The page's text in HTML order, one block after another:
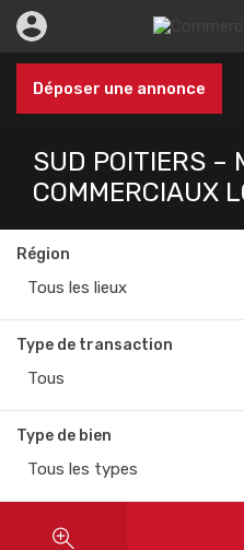
Déposer une annonce
SUD POITIERS –
COMMERCIAUX
Région
Tous les lieux
Type de transaction
Tous
Type de bien
Tous les types